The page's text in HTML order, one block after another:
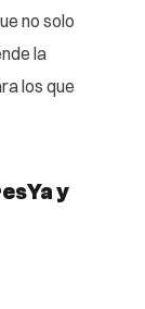
no solo
la
los que
y